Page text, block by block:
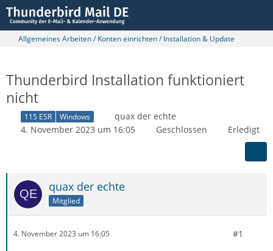
Allgemeines Arbeiten / Konten einrichten / Installation & Update
Thunderbird Installation funktioniert
nicht
115 ESR Windows
quax der echte
4. November 2023 um 16:05
Geschlossen Erledigt
quax der echte
Mitglied
4. November 2023 um 16:05 #1